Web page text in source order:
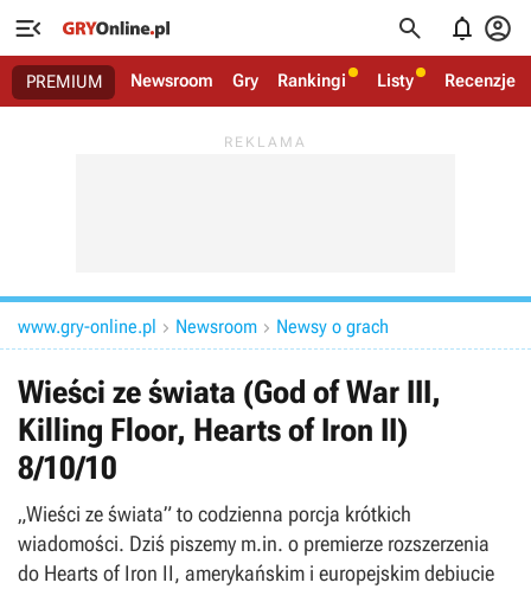
   
PREMIUM Newsroom Gry Rankingi Listy Recenzje
www.gry-online.pl  Newsroom  Newsy o grach
Wieści ze świata (God of War III,
Killing Floor, Hearts of Iron II)
8/10/10
„Wieści ze świata” to codzienna porcja krótkich
wiadomości. Dziś piszemy m.in. o premierze rozszerzenia
do Hearts of Iron II, amerykańskim i europejskim debiucie